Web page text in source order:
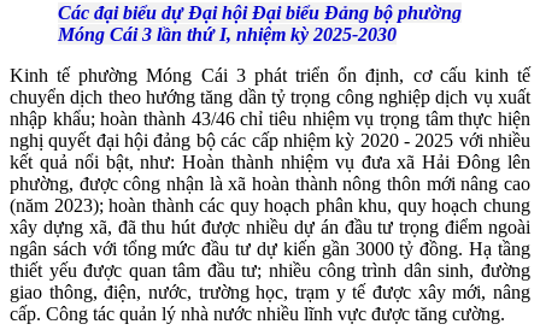
Các đại biểu dự Đại hội Đại biểu Đảng bộ phường
Móng Cái 3 lần thứ I, nhiệm kỳ 2025-2030
Kinh tế phường Móng Cái 3 phát triển ổn định, cơ cấu kinh tế
chuyển dịch theo hướng tăng dần tỷ trọng công nghiệp dịch vụ xuất
nhập khẩu; hoàn thành 43/46 chỉ tiêu nhiệm vụ trọng tâm thực hiện
nghị quyết đại hội đảng bộ các cấp nhiệm kỳ 2020 - 2025 với nhiều
kết quả nổi bật, như: Hoàn thành nhiệm vụ đưa xã Hải Đông lên
phường, được công nhận là xã hoàn thành nông thôn mới nâng cao
(năm 2023); hoàn thành các quy hoạch phân khu, quy hoạch chung
xây dựng xã, đã thu hút được nhiều dự án đầu tư trọng điểm ngoài
ngân sách với tổng mức đầu tư dự kiến gần 3000 tỷ đồng. Hạ tầng
thiết yếu được quan tâm đầu tư; nhiều công trình dân sinh, đường
giao thông, điện, nước, trường học, trạm y tế được xây mới, nâng
cấp. Công tác quản lý nhà nước nhiều lĩnh vực được tăng cường.